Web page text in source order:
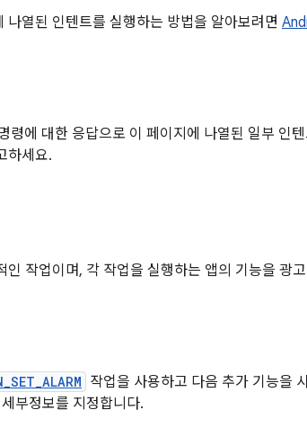
나열된 인텐트를 실행하는 방법을 알아보려면
령에 대한 응답으로 이 페이지에 나열된 일부 인
하세요.
인 작업이며, 각 작업을 실행하는 앱의 기능을 광
작업을 사용하고 다음 추가 기능을
부정보를 지정합니다.